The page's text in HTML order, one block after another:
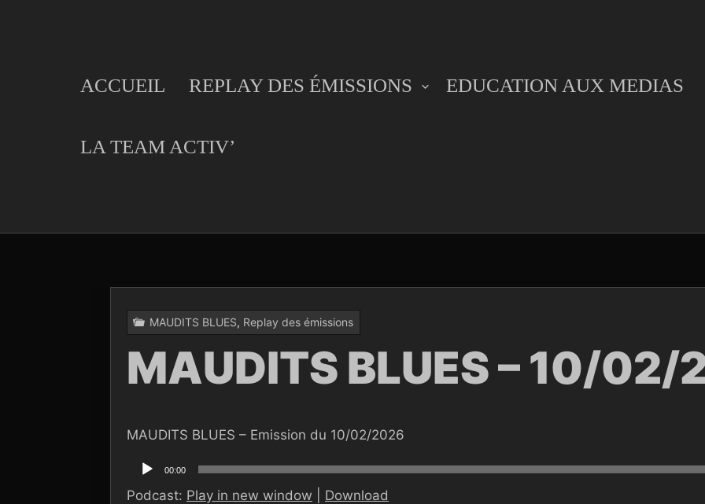
ACCUEIL REPLAY DES ÉMISSIONS EDUCATION AUX MEDIAS
LA TEAM ACTIV’
MAUDITS BLUES, Replay des émissions
MAUDITS BLUES – 10/02/
MAUDITS BLUES – Emission du 10/02/2026
audio
00:00
Podcast: Play in new window Download